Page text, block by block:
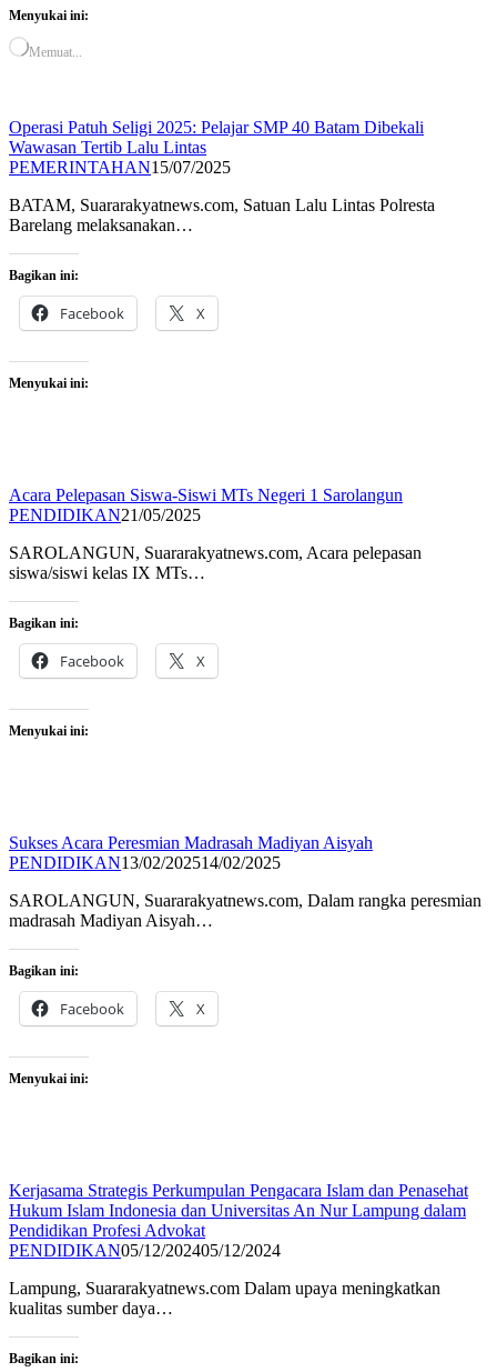
Menyukai ini:
Memuat...
Operasi Patuh Seligi 2025: Pelajar SMP 40 Batam Dibekali
Wawasan Tertib Lalu Lintas
PEMERINTAHAN15/07/2025
BATAM, Suararakyatnews.com, Satuan Lalu Lintas Polresta
Barelang melaksanakan…
Bagikan ini:
Facebook X
Menyukai ini:
Acara Pelepasan Siswa-Siswi MTs Negeri 1 Sarolangun
PENDIDIKAN21/05/2025
SAROLANGUN, Suararakyatnews.com, Acara pelepasan
siswa/siswi kelas IX MTs…
Bagikan ini:
Facebook X
Menyukai ini:
Sukses Acara Peresmian Madrasah Madiyan Aisyah
PENDIDIKAN13/02/202514/02/2025
SAROLANGUN, Suararakyatnews.com, Dalam rangka peresmian
madrasah Madiyan Aisyah…
Bagikan ini:
Facebook X
Menyukai ini:
Kerjasama Strategis Perkumpulan Pengacara Islam dan Penasehat
Hukum Islam Indonesia dan Universitas An Nur Lampung dalam
Pendidikan Profesi Advokat
PENDIDIKAN05/12/202405/12/2024
Lampung, Suararakyatnews.com Dalam upaya meningkatkan
kualitas sumber daya…
Bagikan ini: